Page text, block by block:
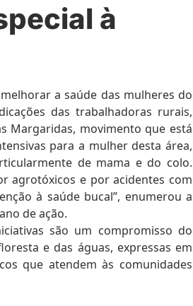
à
a saúde das mulheres do
das trabalhadoras rurais,
Margaridas, movimento que está
para a mulher desta área,
de mama e do colo.
agrotóxicos e por acidentes com
à saúde bucal”, enumerou a
de ação.
são um compromisso do
e das águas, expressas em
que atendem às comunidades